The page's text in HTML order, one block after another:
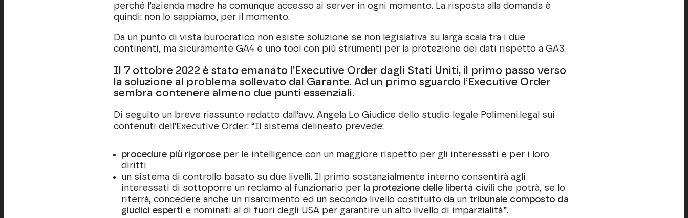
perché l’azienda madre ha comunque accesso ai server in ogni momento. La risposta alla domanda è
quindi: non lo sappiamo, per il momento.
Da un punto di vista burocratico non esiste soluzione se non legislativa su larga scala tra i due
continenti, ma sicuramente GA4 è uno tool con più strumenti per la protezione dei dati rispetto a GA3.
Il 7 ottobre 2022 è stato emanato l’Executive Order dagli Stati Uniti, il primo passo verso
la soluzione al problema sollevato dal Garante. Ad un primo sguardo l’Executive Order
sembra contenere almeno due punti essenziali.
Di seguito un breve riassunto redatto dall’avv. Angela Lo Giudice dello studio legale Polimeni.legal sui
contenuti dell’Executive Order: “Il sistema delineato prevede:
procedure più rigorose per le intelligence con un maggiore rispetto per gli interessati e per i loro
diritti
un sistema di controllo basato su due livelli. Il primo sostanzialmente interno consentirà agli
interessati di sottoporre un reclamo al funzionario per la protezione delle libertà civili che potrà, se lo
riterrà, concedere anche un risarcimento ed un secondo livello costituito da un tribunale composto da
giudici esperti e nominati al di fuori degli USA per garantire un alto livello di imparzialità”.